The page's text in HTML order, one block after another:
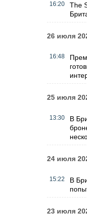
16:20
The
26 июля
16:48
25 июля
13:30
В
24 июля
15:22
В
23 июля